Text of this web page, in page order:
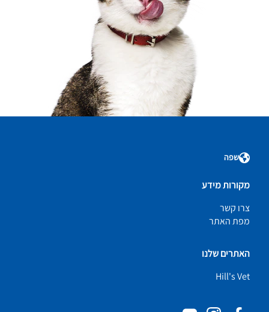
שפה
מקורות מידע
צרו קשר
מפת האתר
האתרים שלנו
Hill's Vet